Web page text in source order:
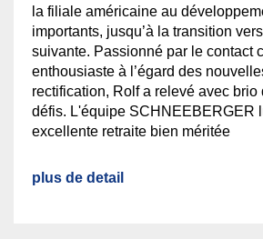
la filiale américaine au
importants, jusqu’à la transition
suivante. Passionné par le contact
enthousiaste à l’égard des
rectification, Rolf a relevé avec brio
défis. L'équipe SCHNEEBERGER
excellente retraite bien méritée
plus de detail